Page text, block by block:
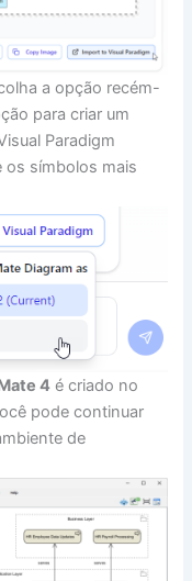
a opção recém-
para criar um
Paradigm
os símbolos mais
4 é criado no
pode continuar
de